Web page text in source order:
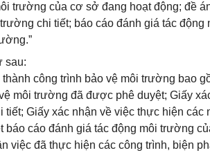
trường của cơ sở đang hoạt động; đề
chi tiết; báo cáo đánh giá tác
sau:
thành công trình bảo vệ môi trường bao
môi trường đã được phê duyệt; Giấy
Giấy xác nhận về việc thực hiện các
báo cáo đánh giá tác động môi trường
việc đã thực hiện các công trình, biện